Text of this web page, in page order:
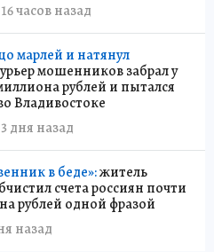
16 часов назад
марлей и натянул
мошенников забрал у
рублей и пытался
Владивостоке
3 дня назад
в беде»:житель
счета россиян почти
рублей одной фразой
назад